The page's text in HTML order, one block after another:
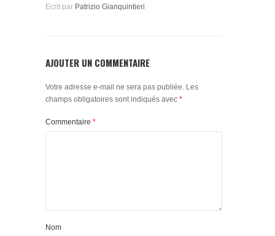
Ecrit par Patrizio Gianquintieri
AJOUTER UN COMMENTAIRE
Votre adresse e-mail ne sera pas publiée. Les
champs obligatoires sont indiqués avec *
Commentaire *
Nom